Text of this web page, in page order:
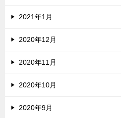
2021年1月
2020年12月
2020年11月
2020年10月
2020年9月